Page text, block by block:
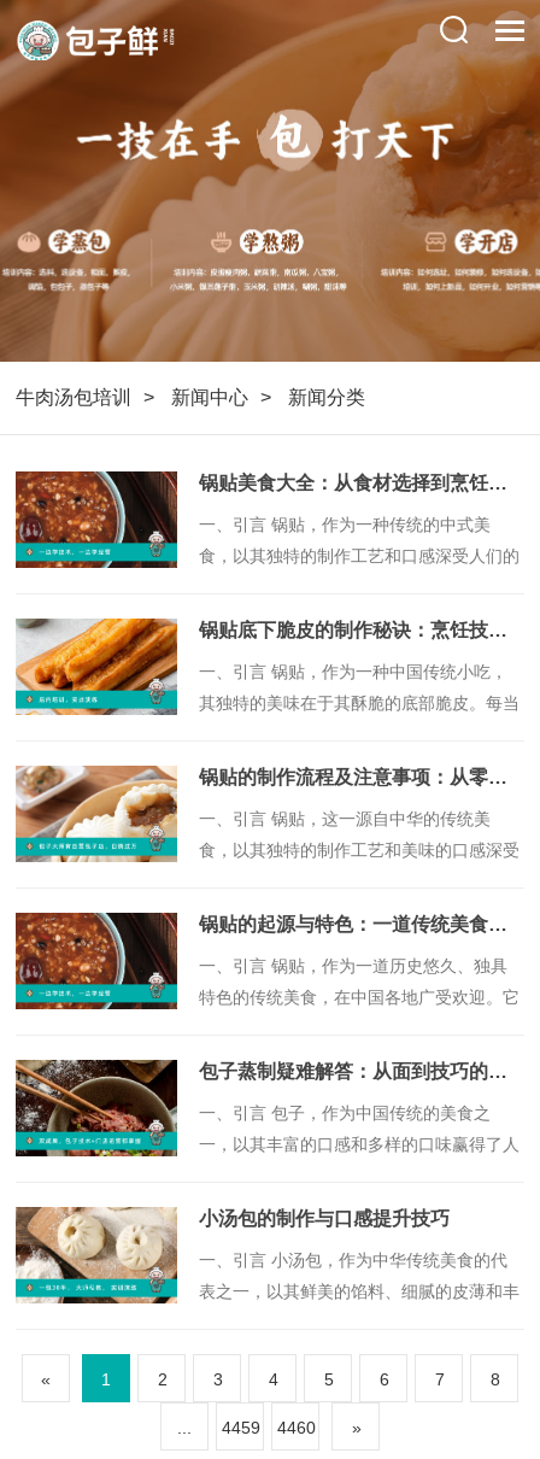
牛肉汤包培训 新闻中心 新闻分类
锅贴美食大全：从食材选择到烹饪技巧的全面解析
​一、引言 锅贴，作为一种传统的中式美
食，以其独特的制作工艺和口感深受人们的
营养价值，成为早餐、午餐和晚餐的佳选。
材选择到烹饪技巧，帮助您更好地掌握这一
美食的制作方法。
锅贴底下脆皮的制作秘诀：烹饪技巧大分享
​一、引言 锅贴，作为一种中国传统小吃，
其独特的美味在于其酥脆的底部脆皮。每当
引。本文将深入探讨锅贴底下脆皮的制作秘
读者们在家也能轻松制作出美味的锅贴。
锅贴的制作流程及注意事项：从零开始学习
​一、引言 锅贴，这一源自中华的传统美
食，以其独特的制作工艺和美味的口感深受
脆，内馅鲜美多汁，每一口都让人回味无
事项，帮助读者从零开始学习这一美食的制
作技巧。
锅贴的起源与特色：一道传统美食的解读
​一、引言 锅贴，作为一道历史悠久、独具
特色的传统美食，在中国各地广受欢迎。它
华饮食文化中的一颗璀璨明珠。本文将详细
涵，以期为读者呈现一道地道的美食盛宴。
包子蒸制疑难解答：从面到技巧的全面解析
​一、引言 包子，作为中国传统的美食之
一，以其丰富的口感和多样的口味赢得了人
制过程则是至关重要的一环。本文将从面的
制之路提供专业解答。
小汤包的制作与口感提升技巧
​一、引言 小汤包，作为中华传统美食的代
表之一，以其鲜美的馅料、细腻的皮薄和丰
制作工艺和口感体验，不仅体现了中华饮食
文化的博大精深，也展示了人们对美食追求
选择、口感提升技巧等方面进行详细介绍，
« 1 2 3 4 5 6 7 8
4459 4460 »